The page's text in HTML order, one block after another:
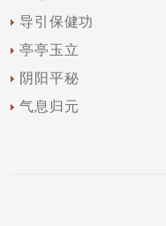
导引保健功
亭亭玉立
阴阳平秘
气息归元